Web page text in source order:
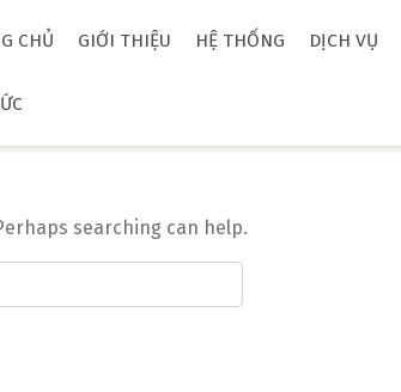
CHỦ GIỚI THIỆU HỆ THỐNG DỊCH VỤ
searching can help.